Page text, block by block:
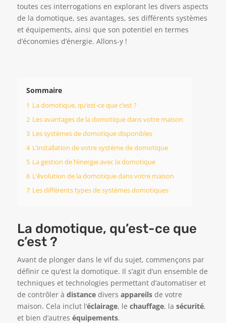
toutes ces interrogations en explorant les divers aspects
de la domotique, ses avantages, ses différents systèmes
et équipements, ainsi que son potentiel en termes
d’économies d’énergie. Allons-y !
Sommaire
1 La domotique, qu’est-ce que c’est ?
2 Les avantages de la domotique dans votre maison
3 Les systèmes de domotique disponibles
4 L’installation de votre système de domotique
5 La gestion de l’énergie avec la domotique
6 L’évolution de la domotique dans votre maison
7 Les différents types de systèmes domotiques
La domotique, qu’est-ce que
c’est ?
Avant de plonger dans le vif du sujet, commençons par
définir ce qu’est la domotique. Il s’agit d’un ensemble de
techniques et technologies permettant d’automatiser et
de contrôler à distancedivers appareilsde votre
maison. Cela inclut l’éclairage, le chauffage, la sécurité,
et bien d’autres équipements.